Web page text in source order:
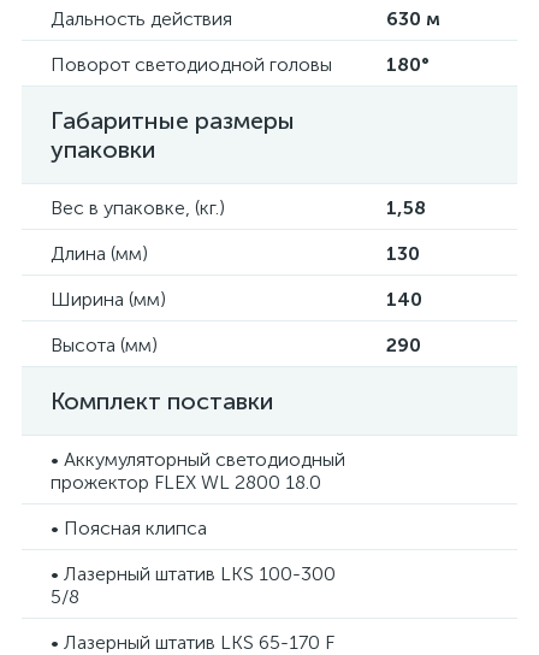
Дальность действия
630 м
Поворот светодиодной головы
180°
Габаритные размеры
упаковки
Вес в упаковке, (кг.)
1,58
Длина (мм)
130
Ширина (мм)
140
Высота (мм)
290
Комплект поставки
• Аккумуляторный светодиодный
прожектор FLEX WL 2800 18.0
• Поясная клипса
• Лазерный штатив LKS 100-300
5/8
• Лазерный штатив LKS 65-170 F